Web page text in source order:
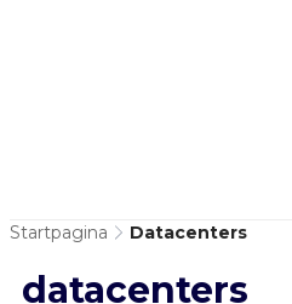
Startpagina Datacenters
datacenters